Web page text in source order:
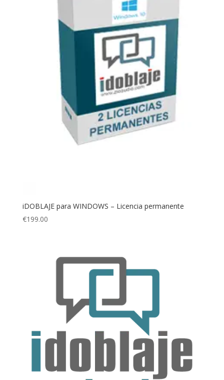
iDOBLAJE para WINDOWS – Licencia permanente
€199.00